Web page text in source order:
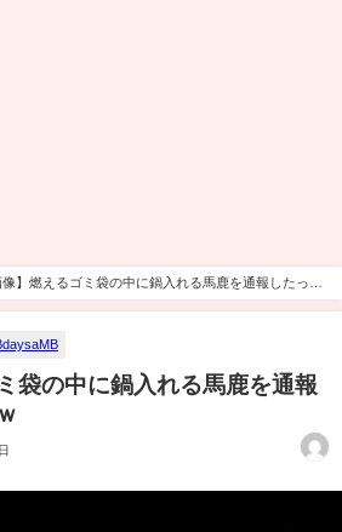
像】燃えるゴミ袋の中に鍋入れる馬鹿を通報したった
袋の中に鍋入れる馬鹿を通報